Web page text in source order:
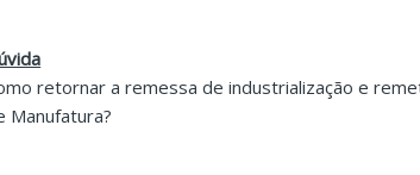
retornar a remessa de industrialização e
Manufatura?